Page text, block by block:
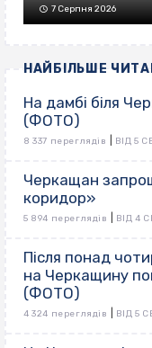
7 Серпня 2026
НАЙБІЛЬШЕ
На дамбі біля
(ФОТО)
8 337 переглядів ВІД 5
Черкащан
коридор»
5 894 переглядів ВІД 4
Після понад
на Черкащину
(ФОТО)
4 324 переглядів ВІД 5